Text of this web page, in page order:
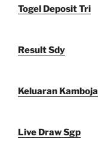
Togel Deposit Tri
Result Sdy
Keluaran Kamboja
Live Draw Sgp